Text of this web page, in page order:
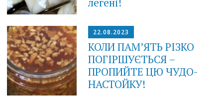
22.08.2023
КОЛИ ПАМ’ЯТЬ РІЗКО
ПОГІРШУЄТЬСЯ –
ПРОПИЙТЕ ЦЮ ЧУДО-
НАСТОЙКУ!